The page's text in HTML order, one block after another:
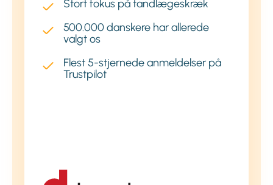
Stort fokus på tandlægeskræk
500.000 danskere har allerede
valgt os
Flest 5-stjernede anmeldelser på
Trustpilot